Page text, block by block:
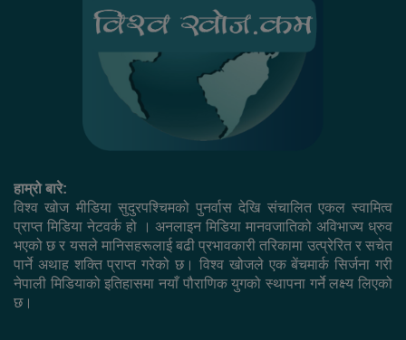
हाम्रो बारे:
विश्व खोज मीडिया सुदुरपश्चिमको पुनर्वास देखि संचालित एकल स्वामित्व
प्राप्त मिडिया नेटवर्क हो । अनलाइन मिडिया मानवजातिको अविभाज्य ध्रुव
भएको छ र यसले मानिसहरूलाई बढी प्रभावकारी तरिकामा उत्प्रेरित र सचेत
पार्ने अथाह शक्ति प्राप्त गरेको छ। विश्व खोजले एक बेंचमार्क सिर्जना गरी
नेपाली मिडियाको इतिहासमा नयाँ पौराणिक युगको स्थापना गर्ने लक्ष्य लिएको
छ।